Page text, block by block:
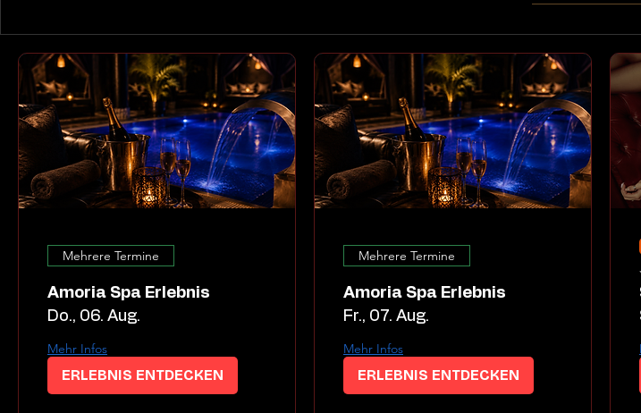
Mehrere Termine
Amoria Spa Erlebnis
Do., 06. Aug.
Mehr Infos
ERLEBNIS ENTDECKEN
Mehrere Termine
Amoria Spa Erlebnis
Fr., 07. Aug.
Mehr Infos
ERLEBNIS ENTDECKEN
⭐